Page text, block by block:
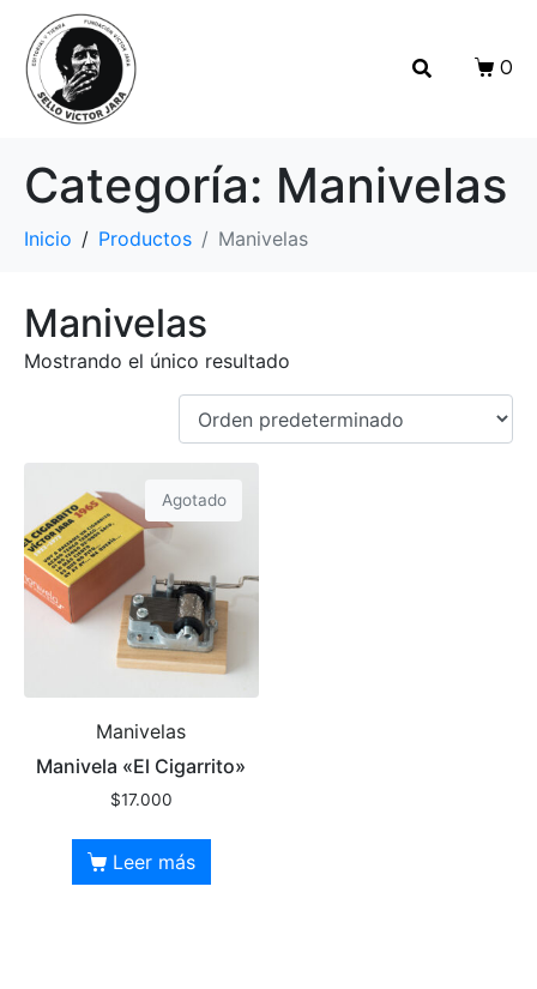
0
Categoría: Manivelas
Inicio Productos Manivelas
Manivelas
Mostrando el único resultado
Agotado
Manivelas
Manivela «El Cigarrito»
$17.000
Leer más